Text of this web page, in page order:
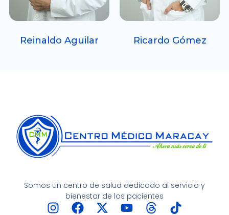
Reinaldo Aguilar Ricardo Gómez
Somos un centro de salud dedicado al servicio y
bienestar de los pacientes
I
F
X
Y
T
T